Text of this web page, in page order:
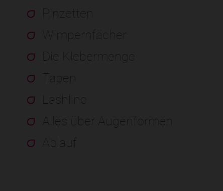
Pinzetten
Wimpernfächer
Die Klebermenge
Tapen
Lashline
Alles über Augenformen
Ablauf